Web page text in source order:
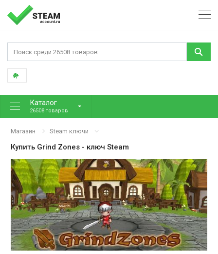
Каталог
26508 товаров
Магазин Steam ключи
Купить Grind Zones - ключ Steam